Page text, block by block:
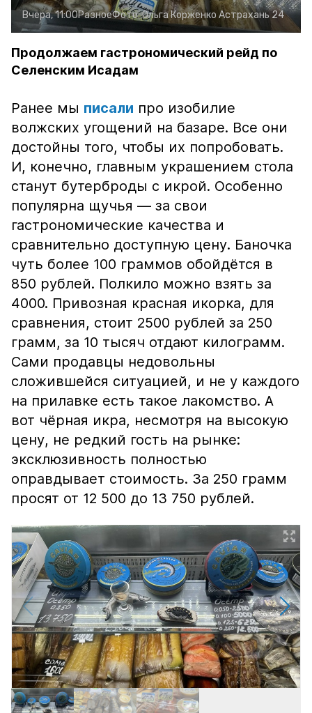
Вчера, 11:00РазноеФото:Ольга Корженко Астрахань 24
Продолжаем гастрономический рейд по
Селенским Исадам
Ранее мы писали про изобилие
волжских угощений на базаре. Все они
достойны того, чтобы их попробовать.
И, конечно, главным украшением стола
станут бутерброды с икрой. Особенно
популярна щучья — за свои
гастрономические качества и
сравнительно доступную цену. Баночка
чуть более 100 граммов обойдётся в
850 рублей. Полкило можно взять за
4000. Привозная красная икорка, для
сравнения, стоит 2500 рублей за 250
грамм, за 10 тысяч отдают килограмм.
Сами продавцы недовольны
сложившейся ситуацией, и не у каждого
на прилавке есть такое лакомство. А
вот чёрная икра, несмотря на высокую
цену, не редкий гость на рынке:
эксклюзивность полностью
оправдывает стоимость. За 250 грамм
просят от 12 500 до 13 750 рублей.